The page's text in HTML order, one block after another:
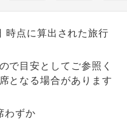
点に算出された旅行
で目安としてご参照く
となる場合があります
ずか